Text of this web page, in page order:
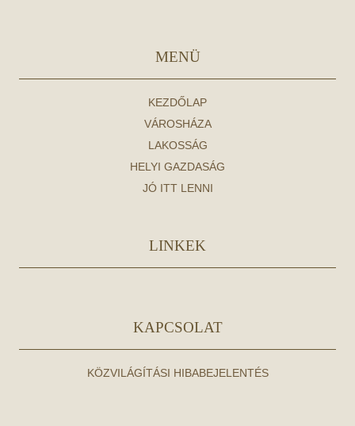
MENÜ
KEZDŐLAP
VÁROSHÁZA
LAKOSSÁG
HELYI GAZDASÁG
JÓ ITT LENNI
LINKEK
KAPCSOLAT
KÖZVILÁGÍTÁSI HIBABEJELENTÉS